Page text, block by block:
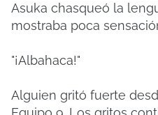
Asuka chasqueó la
mostraba poca
"¡Albahaca!"
Alguien gritó fuerte